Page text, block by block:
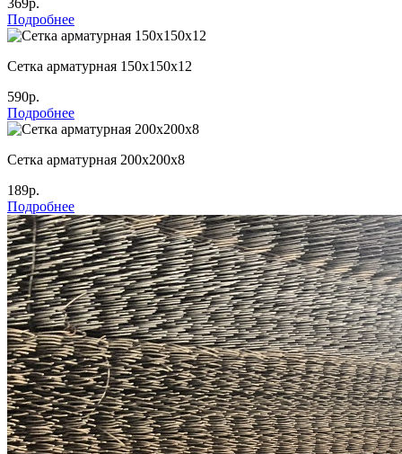
Подробнее
Сетка арматурная 150х150х12
590р.
Подробнее
Сетка арматурная 200х200х8
189р.
Подробнее